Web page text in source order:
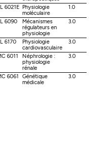
6021E Physiologie
moléculaire
1.0
6090
Mécanismes
régulateurs en
physiologie
3.0
6170
Physiologie
cardiovasculaire
3.0
6011
Néphrologie :
physiologie
rénale
3.0
6061
Génétique
médicale
3.0